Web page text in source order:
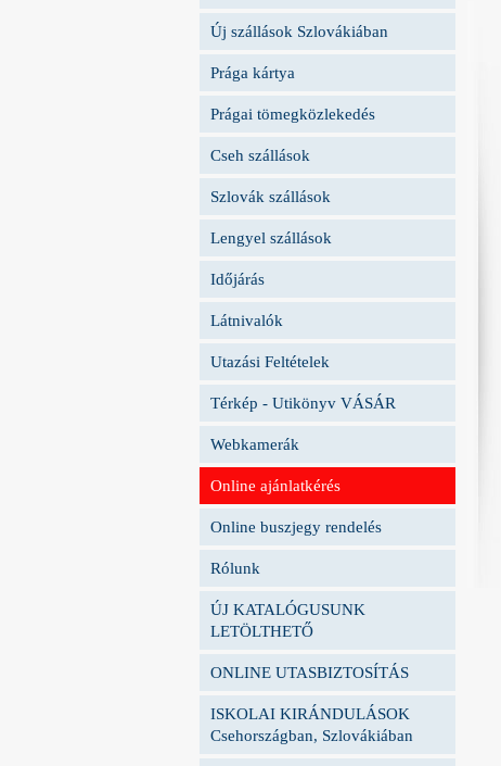
Új szállások Szlovákiában
Prága kártya
Prágai tömegközlekedés
Cseh szállások
Szlovák szállások
Lengyel szállások
Időjárás
Látnivalók
Utazási Feltételek
Térkép - Utikönyv VÁSÁR
Webkamerák
Online ajánlatkérés
Online buszjegy rendelés
Rólunk
ÚJ KATALÓGUSUNK
LETÖLTHETŐ
ONLINE UTASBIZTOSÍTÁS
ISKOLAI KIRÁNDULÁSOK
Csehországban, Szlovákiában